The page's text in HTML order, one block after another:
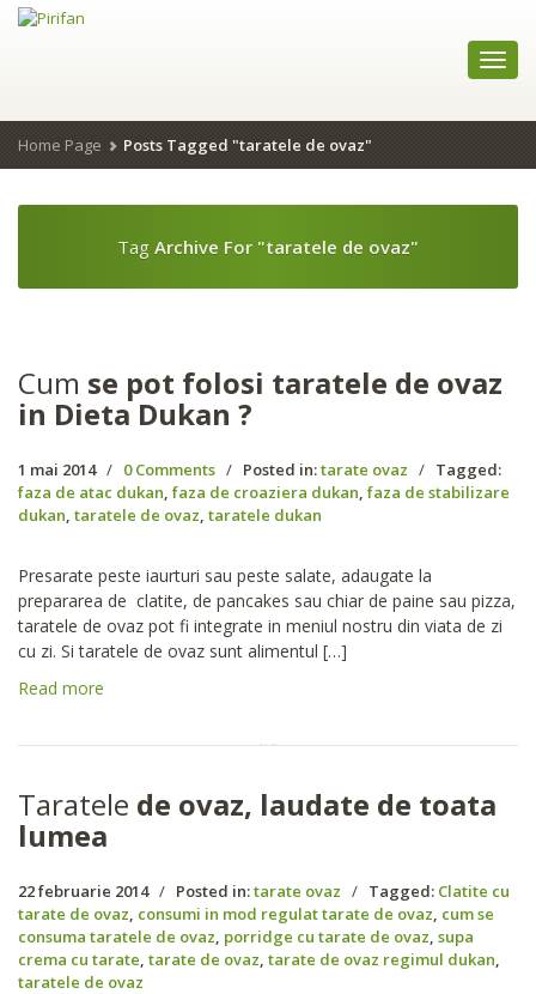
Home Page Posts Tagged "taratele de ovaz"
Tag Archive For "taratele de ovaz"
Cum se pot folosi taratele de ovaz
in Dieta Dukan ?
1 mai 2014/ 0 Comments / Posted in:tarate ovaz / Tagged:
faza de atac dukan, faza de croaziera dukan, faza de stabilizare
dukan, taratele de ovaz, taratele dukan
Presarate peste iaurturi sau peste salate, adaugate la
prepararea de clatite, de pancakes sau chiar de paine sau pizza,
taratele de ovaz pot fi integrate in meniul nostru din viata de zi
cu zi. Si taratele de ovaz sunt alimentul […]
Read more
Taratele de ovaz, laudate de toata
lumea
22 februarie 2014/ Posted in:tarate ovaz / Tagged: Clatite cu
tarate de ovaz consumi in mod regulat tarate de ovaz cum se
consuma taratele de ovaz porridge cu tarate de ovaz supa
crema cu tarate tarate de ovaz tarate de ovaz regimul dukan
taratele de ovaz
personaliza conținutul și anunțurile, pentru a oferi funcții de rețele
partenerilor de rețele sociale, de publicitate și de analize informații
combina cu alte informații oferite de dvs. sau culese în urma
folosirii serviciilor lor.
Okay, thanks